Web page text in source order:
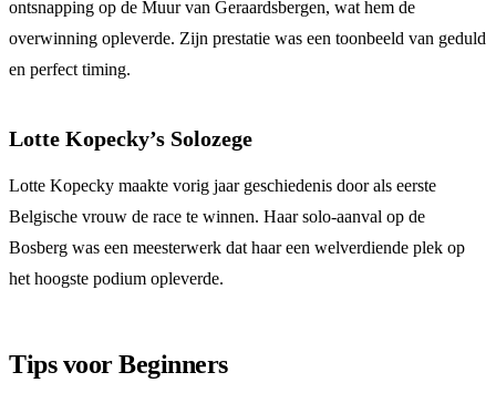
ontsnapping op de Muur van Geraardsbergen, wat hem de
overwinning opleverde. Zijn prestatie was een toonbeeld van geduld
en perfect timing.
Lotte Kopecky’s Solozege
Lotte Kopecky maakte vorig jaar geschiedenis door als eerste
Belgische vrouw de race te winnen. Haar solo-aanval op de
Bosberg was een meesterwerk dat haar een welverdiende plek op
het hoogste podium opleverde.
Tips voor Beginners